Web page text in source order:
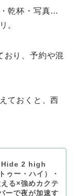
乾杯・写真…
。
おり、予約や混
ておくと、西
Hide 2 high
ゥー・ハイ）・
る×強めカクテ
ーで夜が加速す